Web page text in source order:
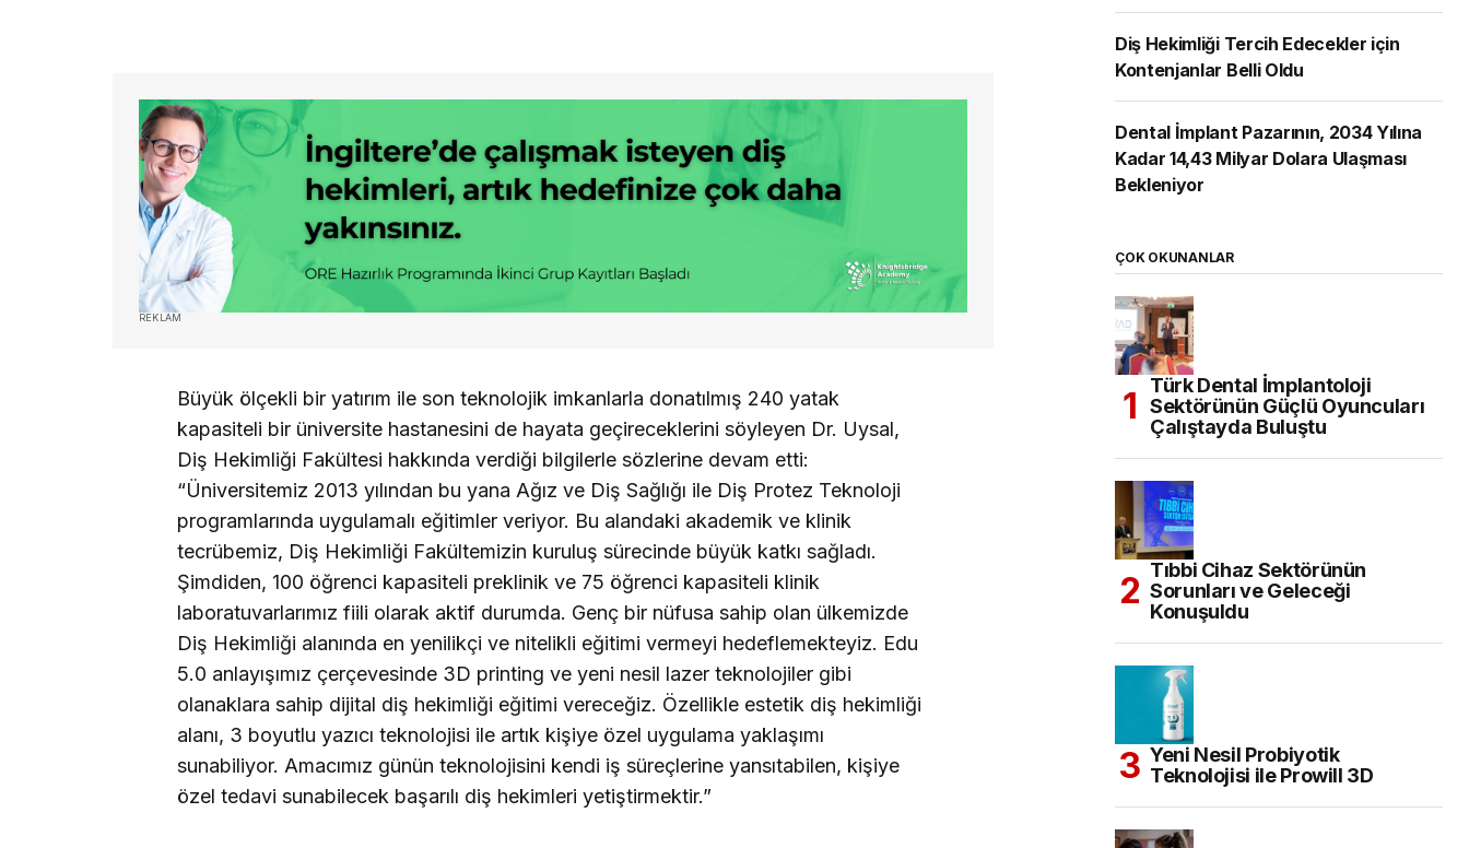
REKLAM
Büyük ölçekli bir yatırım ile son teknolojik imkanlarla donatılmış 240 yatak
kapasiteli bir üniversite hastanesini de hayata geçireceklerini söyleyen Dr. Uysal,
Diş Hekimliği Fakültesi hakkında verdiği bilgilerle sözlerine devam etti:
“Üniversitemiz 2013 yılından bu yana Ağız ve Diş Sağlığı ile Diş Protez Teknoloji
programlarında uygulamalı eğitimler veriyor. Bu alandaki akademik ve klinik
tecrübemiz, Diş Hekimliği Fakültemizin kuruluş sürecinde büyük katkı sağladı.
Şimdiden, 100 öğrenci kapasiteli preklinik ve 75 öğrenci kapasiteli klinik
laboratuvarlarımız fiili olarak aktif durumda. Genç bir nüfusa sahip olan ülkemizde
Diş Hekimliği alanında en yenilikçi ve nitelikli eğitimi vermeyi hedeflemekteyiz. Edu
5.0 anlayışımız çerçevesinde 3D printing ve yeni nesil lazer teknolojiler gibi
olanaklara sahip dijital diş hekimliği eğitimi vereceğiz. Özellikle estetik diş hekimliği
alanı, 3 boyutlu yazıcı teknolojisi ile artık kişiye özel uygulama yaklaşımı
sunabiliyor. Amacımız günün teknolojisini kendi iş süreçlerine yansıtabilen, kişiye
özel tedavi sunabilecek başarılı diş hekimleri yetiştirmektir.”
Diş Hekimliği Tercih Edecekler için
Kontenjanlar Belli Oldu
Dental İmplant Pazarının, 2034 Yılına
Kadar 14,43 Milyar Dolara Ulaşması
Bekleniyor
ÇOK OKUNANLAR
Türk Dental İmplantoloji
Sektörünün Güçlü Oyuncuları
Çalıştayda Buluştu
Tıbbi Cihaz Sektörünün
Sorunları ve Geleceği
Konuşuldu
Yeni Nesil Probiyotik
Teknolojisi ile Prowill 3D